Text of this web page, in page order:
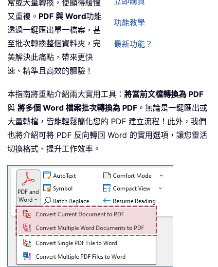
功能教學
最新功能？
常或大量轉換，便顯得緩慢
又重複。 PDF 與 Word功能
透過一鍵匯出單一檔案，甚
至批次轉換整個資料夾，完
美解決此痛點，帶來更快
速、精準且高效的體驗！
本指南將重點介紹兩大實用工具： 將當前文檔轉換為 PDF
與 將多個 Word 檔案批次轉換為 PDF 。無論是一鍵匯出或
大量轉檔，皆能輕鬆簡化您的 PDF 建立流程！此外，我們
也將介紹可將 PDF 反向轉回 Word 的實用選項，讓您靈活
切換格式、提升工作效率。